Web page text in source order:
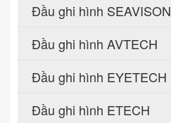
Đầu ghi hình SEAVISON
Đầu ghi hình AVTECH
Đầu ghi hình EYETECH
Đầu ghi hình ETECH